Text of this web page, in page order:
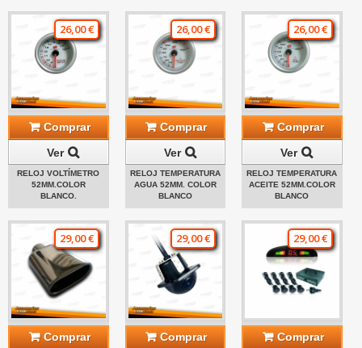
26,00 €
Comprar
Ver
RELOJ VOLTÍMETRO
52MM.COLOR
BLANCO.
26,00 €
Comprar
Ver
RELOJ TEMPERATURA
AGUA 52MM. COLOR
BLANCO
26,00 €
Comprar
Ver
RELOJ TEMPERATURA
ACEITE 52MM.COLOR
BLANCO
29,00 €
Comprar
29,00 €
Comprar
29,00 €
Comprar